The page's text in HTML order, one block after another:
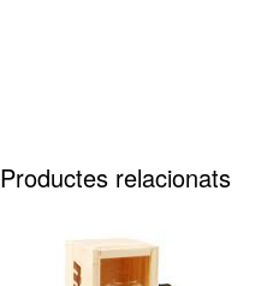
Productes relacionats